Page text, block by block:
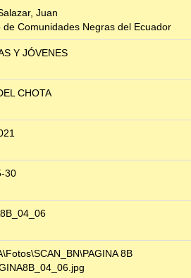
Juan
de Comunidades Negras del Ecuador
Y JÓVENES
CHOTA
30
8B